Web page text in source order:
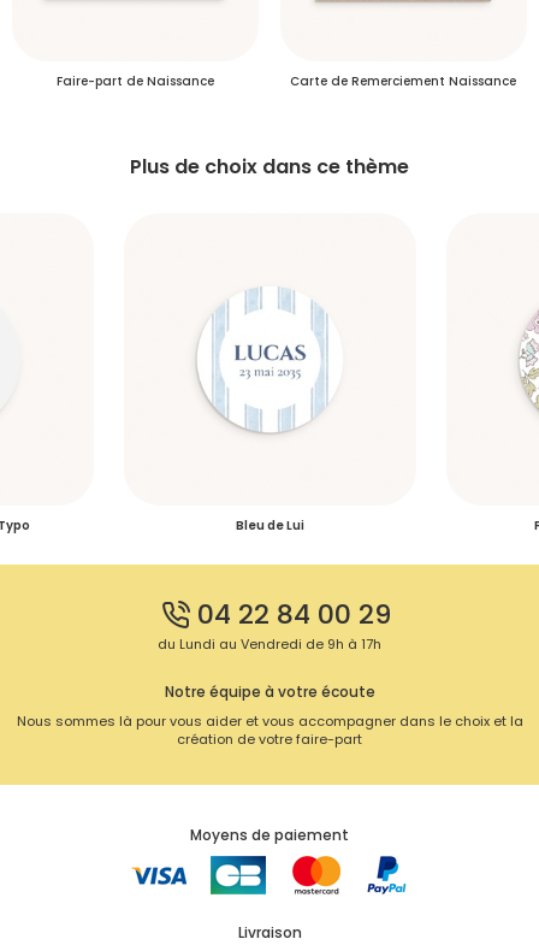
S'inscrire
Faire-part de Naissance Carte de Remerciement Naissance
Plus de choix dans ce thème
Bleu de Lui
04 22 84 00 29
du Lundi au Vendredi de 9h à 17h
Notre équipe à votre écoute
Nous sommes là pour vous aider et vous accompagner dans le choix et la
création de votre faire-part
Moyens de paiement
Livraison